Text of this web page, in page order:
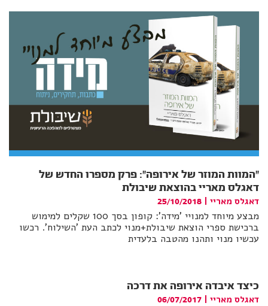
"המוות המוזר של אירופה": פרק מספרו החדש של
דאגלס מאריי בהוצאת שיבולת
דאגלס מאריי
25/10/2018
מבצע מיוחד למנויי 'מידה': קופון בסך 100 שקלים למימוש
ברכישת ספרי הוצאת שיבולת+מנוי לכתב העת 'השילוח'. רכשו
עכשיו מנוי ותהנו מהטבה בלעדית
כיצד איבדה אירופה את דרכה
דאגלס מאריי |
06/07/2017